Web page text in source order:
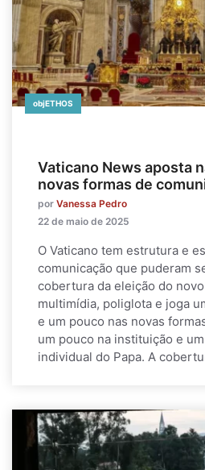
objETHOS
Vaticano News aposta
novas formas de
por Vanessa Pedro
22 de maio de 2025
O Vaticano tem estrutura e
comunicação que puderam
cobertura da eleição do novo
multimídia, poliglota e joga
e um pouco nas novas
um pouco na instituição e
individual do Papa. A